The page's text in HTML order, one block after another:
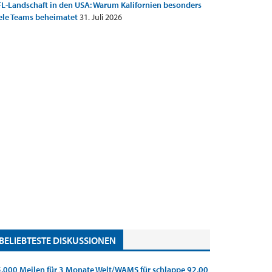
Landschaft in den USA: Warum Kalifornien besonders
Teams beheimatet31. Juli 2026
BELIEBTESTE DISKUSSIONEN
Meilen für 3 Monate Welt/WAMS für schlappe 92,00